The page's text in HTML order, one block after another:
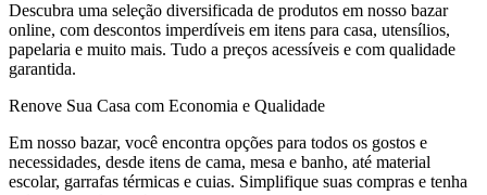
Descubra uma seleção diversificada de produtos em nosso bazar
online, com descontos imperdíveis em itens para casa, utensílios,
papelaria e muito mais. Tudo a preços acessíveis e com qualidade
garantida.
Renove Sua Casa com Economia e Qualidade
Em nosso bazar, você encontra opções para todos os gostos e
necessidades, desde itens de cama, mesa e banho, até material
escolar, garrafas térmicas e cuias. Simplifique suas compras e tenha